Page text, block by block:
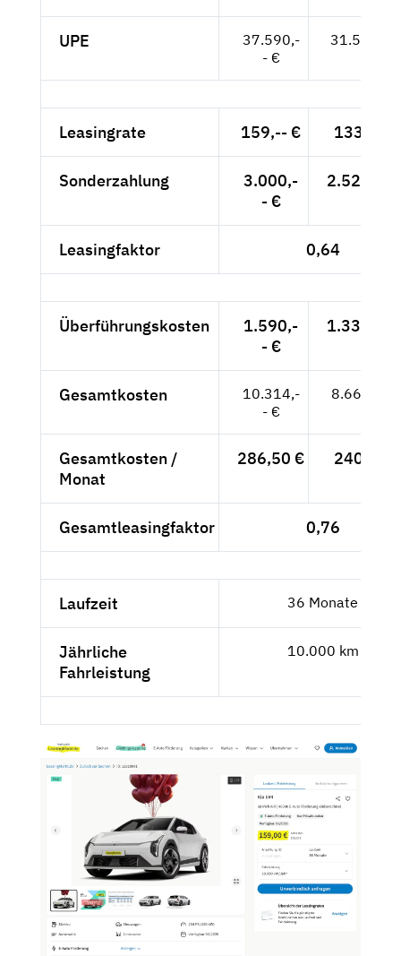
UPE
37.590,-
- €
31.588,--
Leasingrate 159,-- € 133,61 €
Sonderzahlung
3.000,-
- €
2.521,01
Leasingfaktor 0,64
Überführungskosten
1.590,-
- €
1.336,13
Gesamtkosten
10.314,-
- €
8.667,23
Gesamtkosten /
Monat
286,50 € 240,76 €
Gesamtleasingfaktor 0,76
Laufzeit 36 Monate
Jährliche
Fahrleistung
10.000 km